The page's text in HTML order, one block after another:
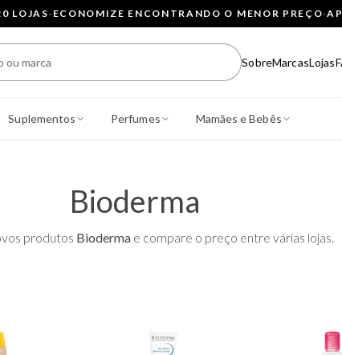
LOJAS· ECONOMIZE ENCONTRANDO O MENOR PREÇO·
SobreMarcasLojas
Suplementos Perfumes Mamães e Bebês
Bioderma
produtos Biodermae compare o preço entre várias lojas.